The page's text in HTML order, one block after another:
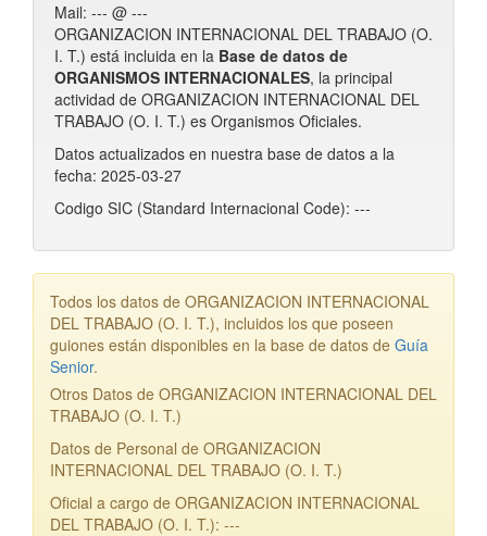
Mail: --- @ ---
ORGANIZACION INTERNACIONAL DEL TRABAJO (O.
I. T.) está incluida en la Base de datos de
ORGANISMOS INTERNACIONALES, la principal
actividad de ORGANIZACION INTERNACIONAL DEL
TRABAJO (O. I. T.) es Organismos Oficiales.
Datos actualizados en nuestra base de datos a la
fecha: 2025-03-27
Codigo SIC (Standard Internacional Code): ---
Todos los datos de ORGANIZACION INTERNACIONAL
DEL TRABAJO (O. I. T.), incluidos los que poseen
guiones están disponibles en la base de datos de Guía
Senior.
Otros Datos de ORGANIZACION INTERNACIONAL DEL
TRABAJO (O. I. T.)
Datos de Personal de ORGANIZACION
INTERNACIONAL DEL TRABAJO (O. I. T.)
Oficial a cargo de ORGANIZACION INTERNACIONAL
DEL TRABAJO (O. I. T.): ---